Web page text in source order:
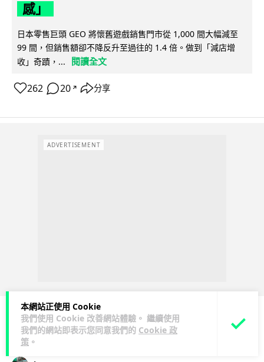
本網站正使用 Cookie
我們使用 Cookie 改善網站體驗。 繼續使用
我們的網站即表示您同意我們的 Cookie 政
策 。
感」
日本零售巨頭 GEO 將懷舊遊戲銷售門市從 1,000 間大幅減至
99 間，但銷售額卻不降反升至過往的 1.4 倍。做到「減店增
收」奇蹟，...
閱讀全文
262 20 ↗ 分享
ADVERTISEMENT
人工智能